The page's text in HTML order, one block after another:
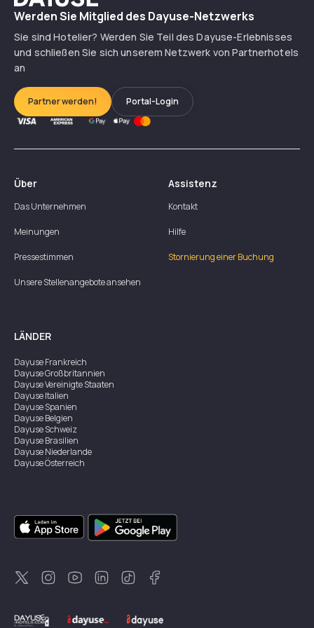
Werden Sie Mitglied des Dayuse-Netzwerks
Sie sind Hotelier? Werden Sie Teil des Dayuse-Erlebnisses
und schließen Sie sich unserem Netzwerk von Partnerhotels
an
Partner werden! Portal-Login
Über
Das Unternehmen
Meinungen
Pressestimmen
Unsere Stellenangebote ansehen
Assistenz
Kontakt
Hilfe
Stornierung einer Buchung
LÄNDER
DayuseFrankreich
DayuseGroßbritannien
DayuseVereinigte Staaten
DayuseItalien
DayuseSpanien
DayuseBelgien
DayuseSchweiz
DayuseBrasilien
DayuseNiederlande
DayuseÖsterreich
DayuseSingapur
DayuseZweden
DayuseThailand
DayuseNeuseeland
DayuseTürkei